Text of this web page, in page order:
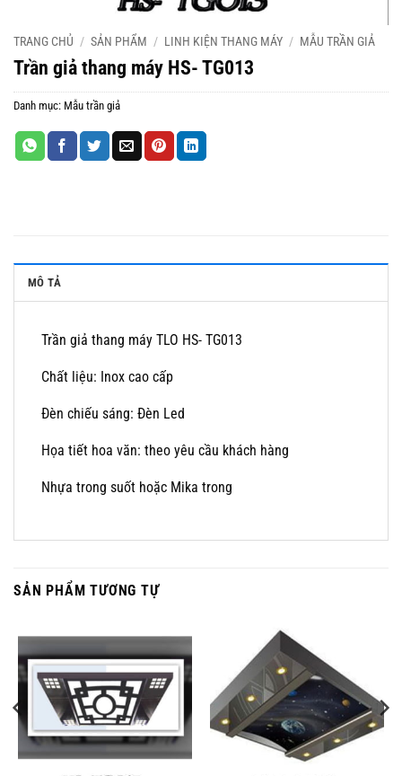
TRANG CHỦ / SẢN PHẨM / LINH KIỆN THANG MÁY / MẪU TRẦN GIẢ
Trần giả thang máy HS- TG013
Danh mục: Mẫu trần giả
MÔ TẢ
Trần giả thang máy TLO HS- TG013
Chất liệu: Inox cao cấp
Đèn chiếu sáng: Đèn Led
Họa tiết hoa văn: theo yêu cầu khách hàng
Nhựa trong suốt hoặc Mika trong
SẢN PHẨM TƯƠNG TỰ